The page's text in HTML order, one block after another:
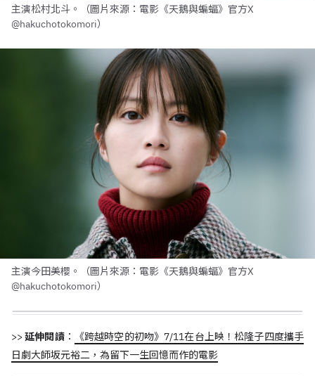
主演松村北斗。（圖片來源：電影《天鵝與蝙蝠》官方X
@hakuchotokomori）
主演今田美櫻。（圖片來源：電影《天鵝與蝙蝠》官方X
@hakuchotokomori）
>>延伸閱讀：
《跨越時空的初吻》7/11在台上映！松隆子四度攜手
日劇大師坂元裕二，為留下一生回憶而作的電影